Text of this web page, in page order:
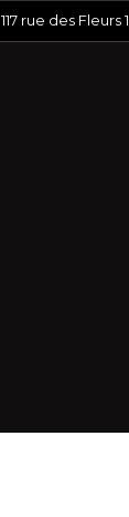
117 rue des Fleurs